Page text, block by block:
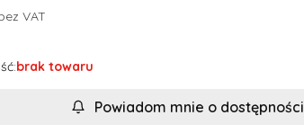
VAT
brak towaru
Powiadom mnie o dostępności